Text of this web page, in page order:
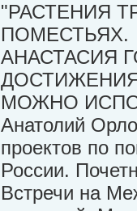
"РАСТЕНИЯ
ПОМЕСТЬЯХ.
АНАСТАСИЯ
МОЖНО
Анатолий
проектов по
России.
Встречи на